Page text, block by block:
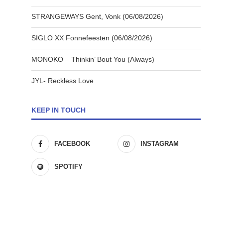
STRANGEWAYS Gent, Vonk (06/08/2026)
SIGLO XX Fonnefeesten (06/08/2026)
MONOKO – Thinkin’ Bout You (Always)
JYL- Reckless Love
KEEP IN TOUCH
FACEBOOK INSTAGRAM
SPOTIFY